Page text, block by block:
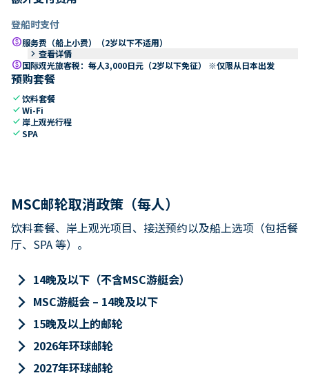
登船时支付
paid服务费（船上小费）（2岁以下不适用）
keyboard_arrow_right 查看详情
paid国际观光旅客税：每人3,000日元（2岁以下免征） ※仅限从日本出发
预购套餐
check饮料套餐
checkWi-Fi
check 岸上观光行程
checkSPA
MSC邮轮取消政策（每人）
饮料套餐、岸上观光项目、接送预约以及船上选项（包括餐
厅、SPA 等）。
keyboard_arrow_right 14晚及以下（不含MSC游艇会）
keyboard_arrow_right MSC游艇会 – 14晚及以下
keyboard_arrow_right 15晚及以上的邮轮
keyboard_arrow_right 2026年环球邮轮
keyboard_arrow_right 2027年环球邮轮